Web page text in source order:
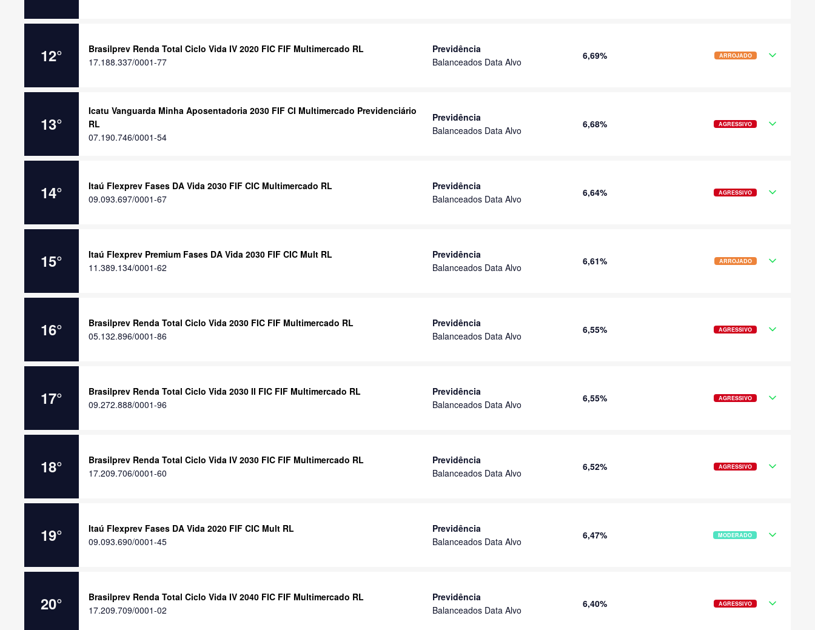
12°
Brasilprev Renda Total Ciclo Vida IV 2020 FIC FIF Multimercado RL
17.188.337/0001-77
Previdência
Balanceados Data Alvo
6,69% ARROJADO
13°
Icatu Vanguarda Minha Aposentadoria 2030 FIF CI Multimercado Previdenciário
RL
07.190.746/0001-54
Previdência
Balanceados Data Alvo
6,68% AGRESSIVO
14°
Itaú Flexprev Fases DA Vida 2030 FIF CIC Multimercado RL
09.093.697/0001-67
Previdência
Balanceados Data Alvo
6,64% AGRESSIVO
15°
Itaú Flexprev Premium Fases DA Vida 2030 FIF CIC Mult RL
11.389.134/0001-62
Previdência
Balanceados Data Alvo
6,61% ARROJADO
16°
Brasilprev Renda Total Ciclo Vida 2030 FIC FIF Multimercado RL
05.132.896/0001-86
Previdência
Balanceados Data Alvo
6,55% AGRESSIVO
17°
Brasilprev Renda Total Ciclo Vida 2030 II FIC FIF Multimercado RL
09.272.888/0001-96
Previdência
Balanceados Data Alvo
6,55% AGRESSIVO
18°
Brasilprev Renda Total Ciclo Vida IV 2030 FIC FIF Multimercado RL
17.209.706/0001-60
Previdência
Balanceados Data Alvo
6,52% AGRESSIVO
19°
Itaú Flexprev Fases DA Vida 2020 FIF CIC Mult RL
09.093.690/0001-45
Previdência
Balanceados Data Alvo
6,47% MODERADO
20°
Brasilprev Renda Total Ciclo Vida IV 2040 FIC FIF Multimercado RL
17.209.709/0001-02
Previdência
Balanceados Data Alvo
6,40% AGRESSIVO